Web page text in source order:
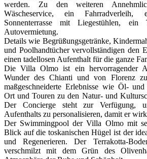
werden. Zu den weiteren
Wäscheservice, ein Fahrradverleih,
Sonnenterrasse mit Liegestühlen, ein
Autovermietung.
Details wie Begrüßungsgetränke,
und Poolhandtücher vervollständigen den
einen tadellosen Aufenthalt für die ganze
Die Villa Olmo ist ein hervorragender
Wunder des Chianti und von Florenz
maßgeschneiderte Erlebnisse wie Öl-
Ort und Touren zu den Natur- und
Der Concierge steht zur Verfügung,
Aufenthalts zu personalisieren, damit er
Der Swimmingpool der Villa Olmo mit
Blick auf die toskanischen Hügel ist der
und Regenerieren. Der Terrakotta-
verschmilzt mit dem Grün des